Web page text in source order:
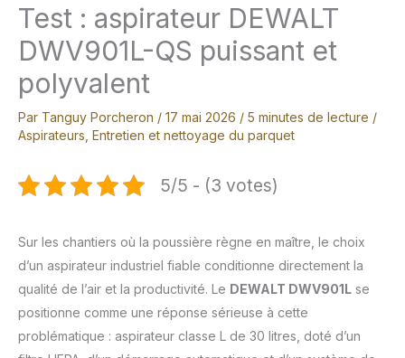
Test : aspirateur DEWALT
DWV901L-QS puissant et
polyvalent
Par Tanguy Porcheron / 17 mai 2026 / 5 minutes de lecture /
Aspirateurs Entretien et nettoyage du parquet
5/5 - (3 votes)
Sur les chantiers où la poussière règne en maître, le choix
d’un aspirateur industriel fiable conditionne directement la
qualité de l’air et la productivité. Le DEWALT DWV901L se
positionne comme une réponse sérieuse à cette
problématique : aspirateur classe L de 30 litres, doté d’un